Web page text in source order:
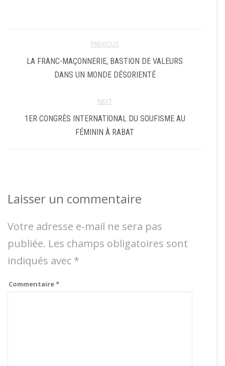
PREVIOUS
LA FRANC-MAÇONNERIE, BASTION DE VALEURS
DANS UN MONDE DÉSORIENTÉ
NEXT
1ER CONGRÈS INTERNATIONAL DU SOUFISME AU
FÉMININ À RABAT
Laisser un commentaire
Votre adresse e-mail ne sera pas
publiée. Les champs obligatoires sont
indiqués avec *
Commentaire*